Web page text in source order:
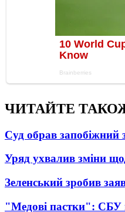
ЧИТАЙТЕ
Суд обрав запобіжний
Уряд ухвалив зміни
Зеленський зробив
"Медові пастки": СБУ